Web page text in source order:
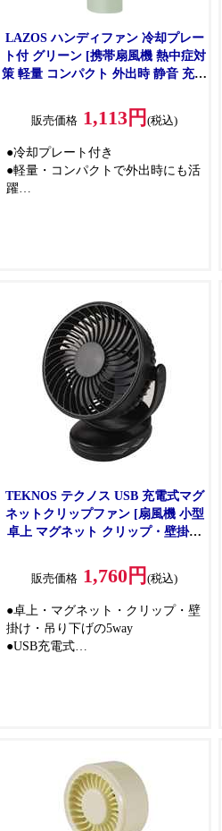
LAZOS ハンディファン 冷却プレー
ト付 グリーン [携帯扇風機 熱中症対
策 軽量 コンパクト 外出時 静音 充電
販売価格 1,113円(税込)
●冷却プレート付き
●軽量・コンパクトで外出時にも活
躍
TEKNOS テクノス USB 充電式マグ
ネットクリップファン [扇風機 小型
卓上 マグネット クリップ・壁掛け
ラック
販売価格 1,760円(税込)
●卓上・マグネット・クリップ・壁
掛け・吊り下げの5way
●USB充電式